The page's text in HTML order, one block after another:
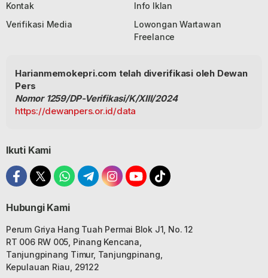
Kontak
Info Iklan
Verifikasi Media
Lowongan Wartawan
Freelance
Harianmemokepri.com telah diverifikasi oleh Dewan
Pers
Nomor 1259/DP-Verifikasi/K/XIII/2024
https://dewanpers.or.id/data
Ikuti Kami
Hubungi Kami
Perum Griya Hang Tuah Permai Blok J1, No. 12
RT 006 RW 005, Pinang Kencana,
Tanjungpinang Timur, Tanjungpinang,
Kepulauan Riau, 29122